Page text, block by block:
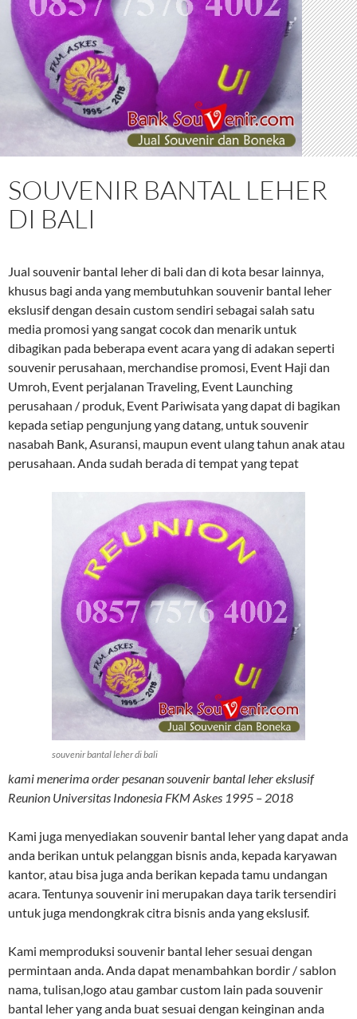
SOUVENIR BANTAL LEHER
DI BALI
Jual souvenir bantal leher di bali dan di kota besar lainnya,
khusus bagi anda yang membutuhkan souvenir bantal leher
ekslusif dengan desain custom sendiri sebagai salah satu
media promosi yang sangat cocok dan menarik untuk
dibagikan pada beberapa event acara yang di adakan seperti
souvenir perusahaan, merchandise promosi, Event Haji dan
Umroh, Event perjalanan Traveling, Event Launching
perusahaan / produk, Event Pariwisata yang dapat di bagikan
kepada setiap pengunjung yang datang, untuk souvenir
nasabah Bank, Asuransi, maupun event ulang tahun anak atau
perusahaan. Anda sudah berada di tempat yang tepat
souvenir bantal leher di bali
kami menerima order pesanan souvenir bantal leher ekslusif
Reunion Universitas Indonesia FKM Askes 1995 – 2018
Kami juga menyediakan souvenir bantal leher yang dapat anda
anda berikan untuk pelanggan bisnis anda, kepada karyawan
kantor, atau bisa juga anda berikan kepada tamu undangan
acara. Tentunya souvenir ini merupakan daya tarik tersendiri
untuk juga mendongkrak citra bisnis anda yang ekslusif.
Kami memproduksi souvenir bantal leher sesuai dengan
permintaan anda. Anda dapat menambahkan bordir / sablon
nama, tulisan,logo atau gambar custom lain pada souvenir
bantal leher yang anda buat sesuai dengan keinginan anda